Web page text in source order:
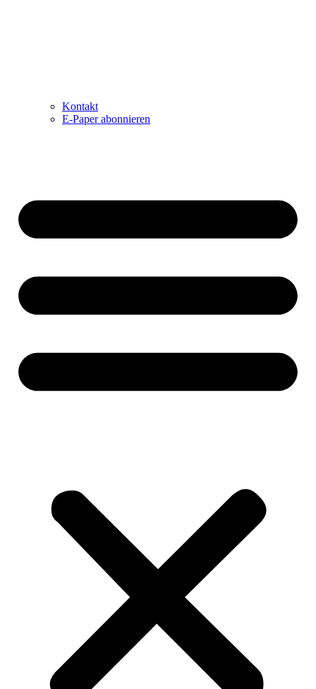
Kontakt
E-Paper abonnieren